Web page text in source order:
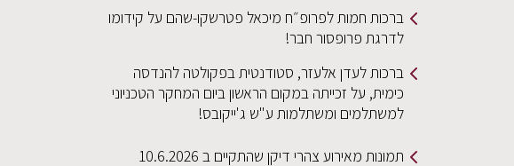
ברכות חמות לפרופ״ח מיכאל פטרשקו-שהם על קידומו
לדרגת פרופסור חבר!
ברכות לעדן אלעזר, סטודנטית בפקולטה להנדסה
כימית, על זכייתה במקום הראשון ביום המחקר הטכניוני
למשתלמים ומשתלמות ע"ש ג'ייקובס!
תמונות מאירוע צהרי דיקן שהתקיים ב 10.6.2026